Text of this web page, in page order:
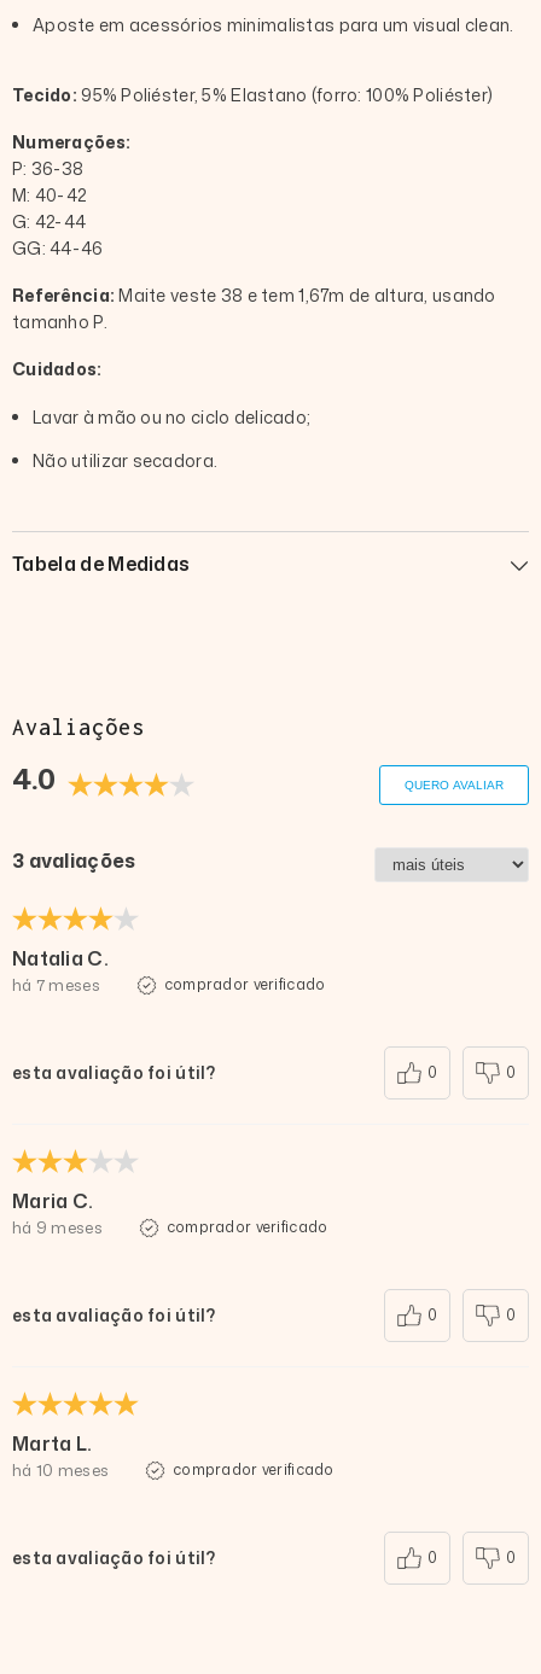
Aposte em acessórios minimalistas para um visual clean.
Tecido: 95% Poliéster, 5% Elastano (forro: 100% Poliéster)
Numerações:
P: 36-38
M: 40-42
G: 42-44
GG: 44-46
Referência: Maite veste 38 e tem 1,67m de altura, usando
tamanho P.
Cuidados:
Lavar à mão ou no ciclo delicado;
Não utilizar secadora.
Tabela de Medidas
Avaliações
4.0 QUERO AVALIAR
3 avaliações
Natalia C.
há 7 meses comprador verificado
esta avaliação foi útil? 0 0
Maria C.
há 9 meses comprador verificado
esta avaliação foi útil? 0 0
Marta L.
há 10 meses comprador verificado
esta avaliação foi útil? 0 0